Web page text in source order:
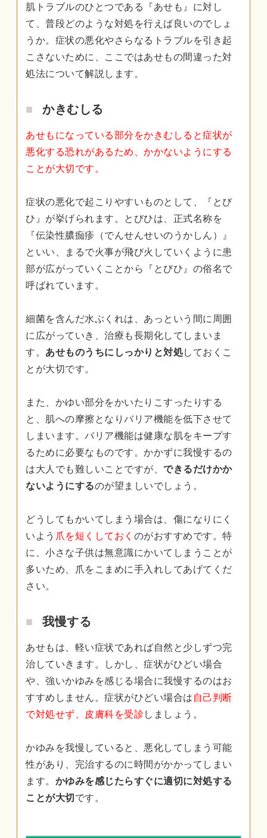
肌トラブルのひとつである『あせも』に対し
て、普段どのような対処を行えば良いのでしょ
うか。症状の悪化やさらなるトラブルを引き起
こさないために、ここではあせもの間違った対
処法について解説します。
かきむしる
あせもになっている部分をかきむしると症状が
悪化する恐れがあるため、かかないようにする
ことが大切です。
症状の悪化で起こりやすいものとして、『とび
ひ』が挙げられます。とびひは、正式名称を
『伝染性膿痂疹（でんせんせいのうかしん）』
といい、まるで火事が飛び火していくように患
部が広がっていくことから『とびひ』の俗名で
呼ばれています。
細菌を含んだ水ぶくれは、あっという間に周囲
に広がっていき、治療も長期化してしまいま
す。 あせものうちにしっかりと対処しておくこ
とが大切です。
また、かゆい部分をかいたりこすったりする
と、肌への摩擦となりバリア機能を低下させて
しまいます。バリア機能は健康な肌をキープす
るために必要なものです。かかずに我慢するの
は大人でも難しいことですが、 できるだけかか
ないようにするのが望ましいでしょう。
どうしてもかいてしまう場合は、傷になりにく
いよう 爪を短くしておく のがおすすめです。特
に、小さな子供は無意識にかいてしまうことが
多いため、爪をこまめに手入れしてあげてくだ
さい。
我慢する
あせもは、軽い症状であれば自然と少しずつ完
治していきます。しかし、症状がひどい場合
や、強いかゆみを感じる場合に我慢するのはお
すすめしません。症状がひどい場合は 自己判断
で対処せず、皮膚科を受診 しましょう。
かゆみを我慢していると、悪化してしまう可能
性があり、完治するのに時間がかかってしまい
ます。 かゆみを感じたらすぐに適切に対処する
ことが大切です。